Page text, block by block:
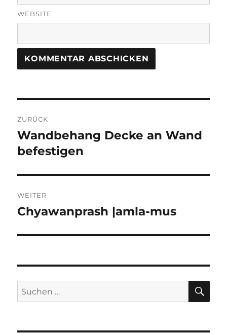
WEBSITE
ZURÜCK
Vorheriger
Beitrag:
Wandbehang Decke an Wand
befestigen
WEITER
Nächster
Chyawanprash |amla-mus
Suchen
nach: